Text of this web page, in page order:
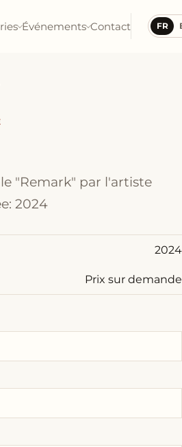
Événements Contact FR
"Remark" par l'artiste
2024
2024
Prix sur demande